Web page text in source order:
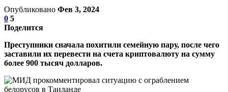
Опубликовано Фев 3, 2024
0 5
Поделится
Преступники сначала похитили семейную пару, после чего
заставили их перевести на счета криптовалюту на сумму
более 900 тысяч долларов.